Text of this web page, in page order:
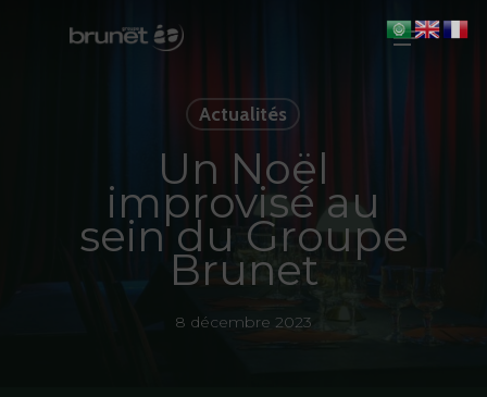
Menu
Actualités
Un Noël
improvisé au
sein du Groupe
Brunet
8 décembre 2023